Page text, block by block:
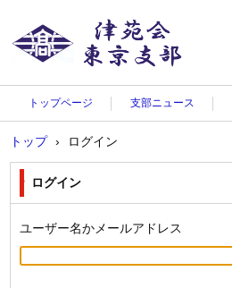
津苑会東京支部
トップページ 支部ニュース
トップ › ログイン
ログイン
ユーザー名かメールアドレス